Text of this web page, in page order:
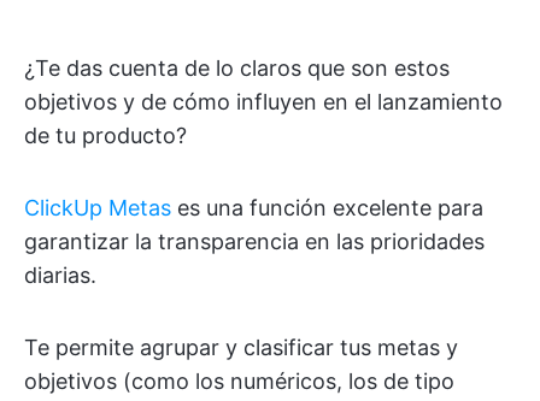
¿Te das cuenta de lo claros que son estos
objetivos y de cómo influyen en el lanzamiento
de tu producto?
ClickUp Metas es una función excelente para
garantizar la transparencia en las prioridades
diarias.
Te permite agrupar y clasificar tus metas y
objetivos (como los numéricos, los de tipo